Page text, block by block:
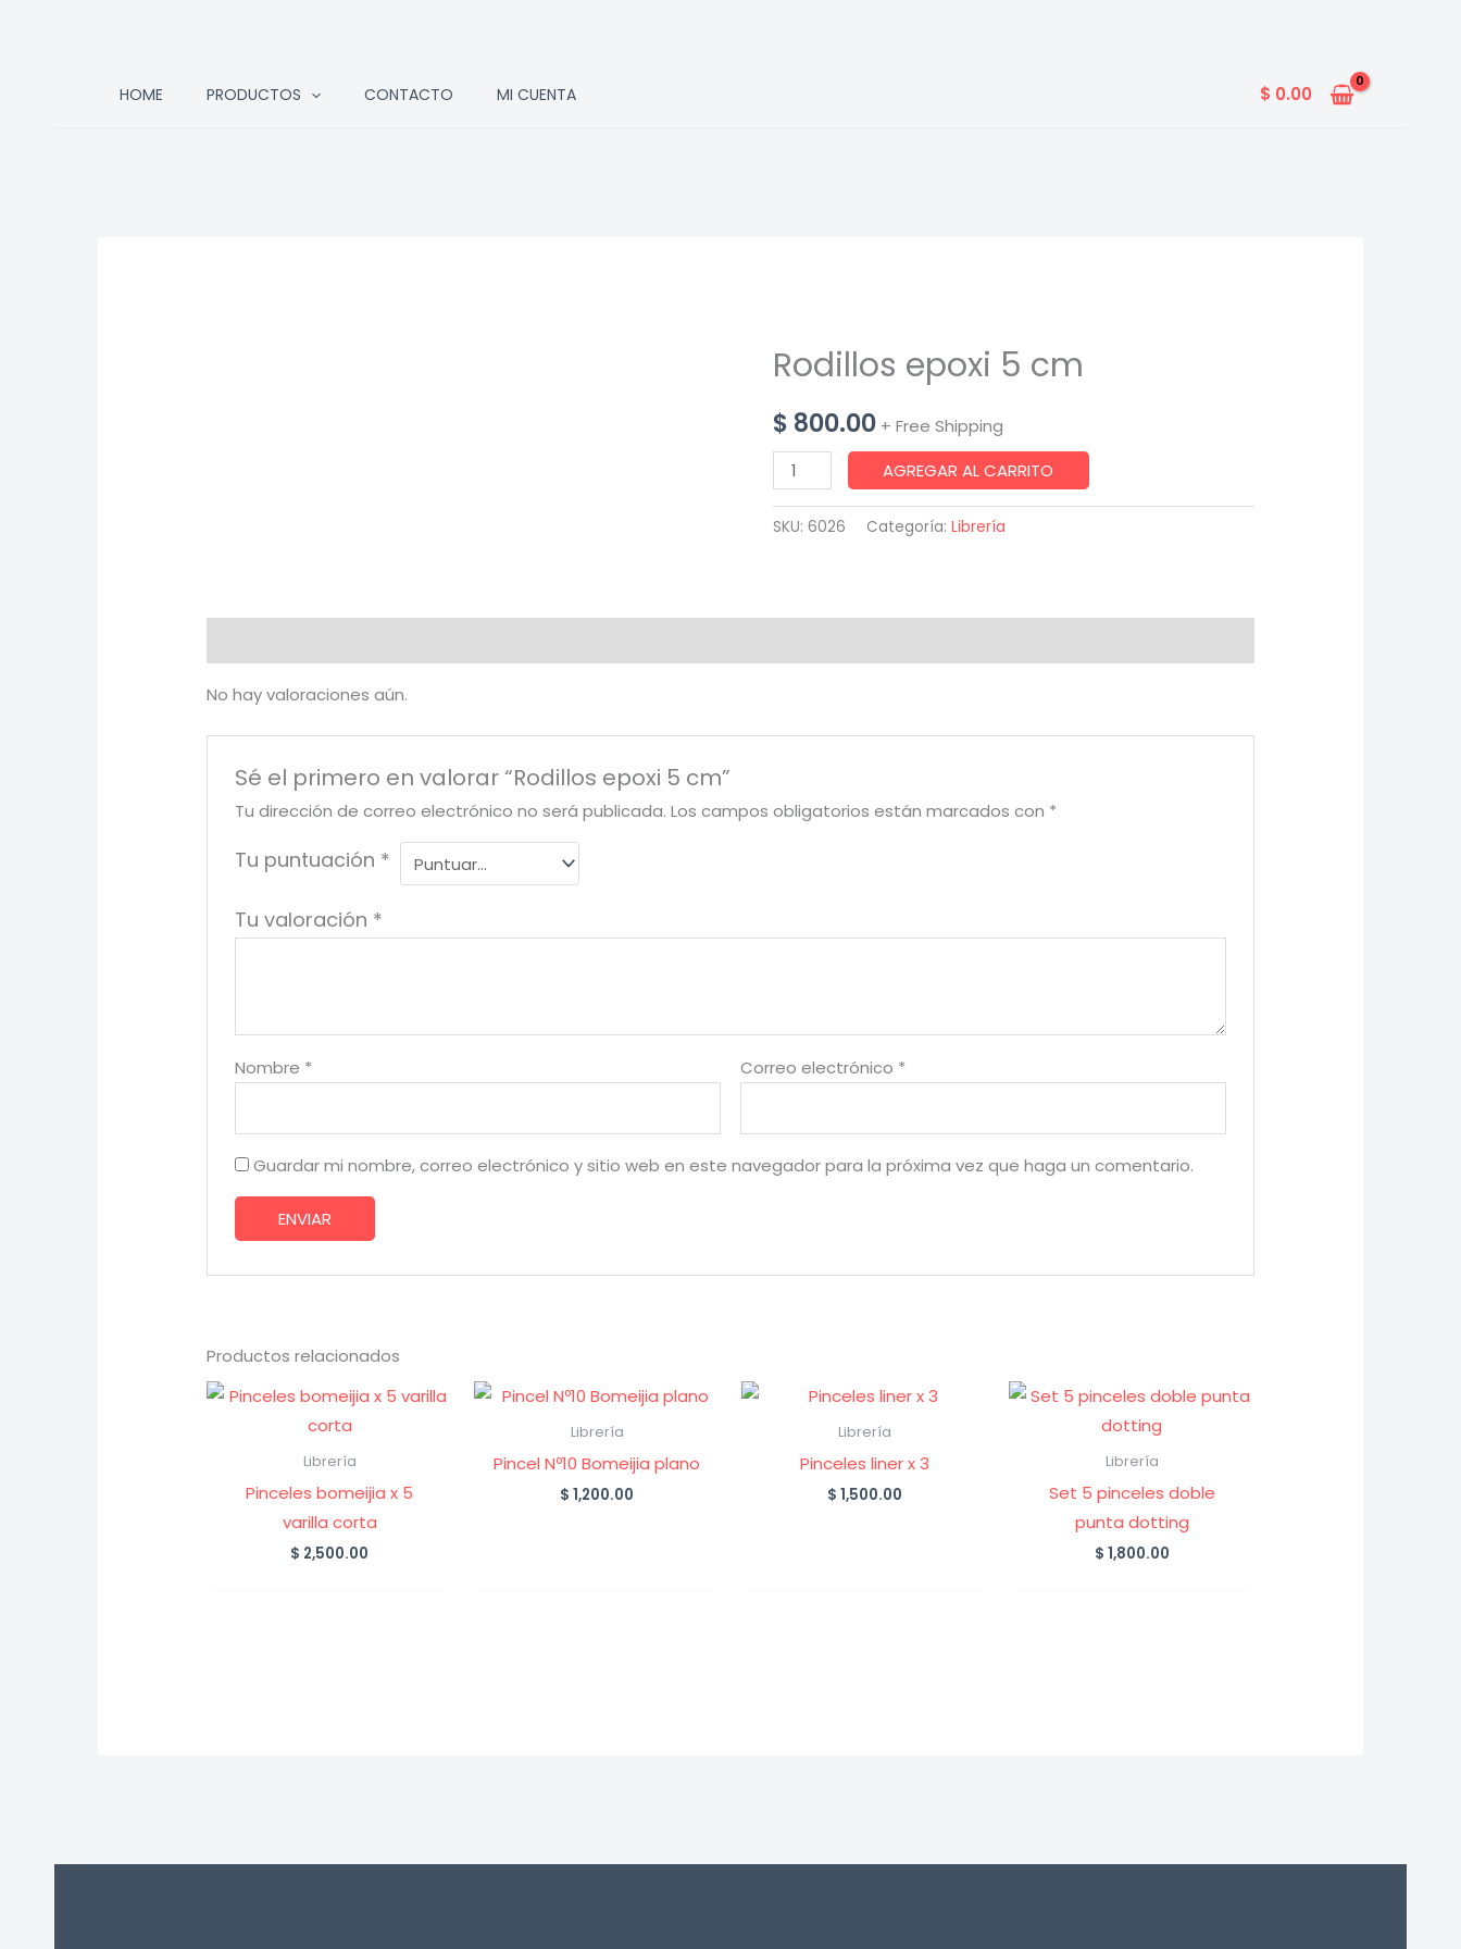
HOME PRODUCTOS CONTACTO MI CUENTA $ 0.00
Rodillos epoxi 5 cm
$ 800.00 + Free Shipping
Rodillos
epoxi
5
AGREGAR AL CARRITO
SKU: 6026 Categoría: Librería
No hay valoraciones aún.
Sé el primero en valorar “Rodillos epoxi 5 cm”
Tu dirección de correo electrónico no será publicada. Los campos obligatorios están marcados con *
Tu puntuación *
Tu valoración *
Nombre * Correo electrónico *
Guardar mi nombre, correo electrónico y sitio web en este navegador para la próxima vez que haga un comentario.
Productos relacionados
Librería
Pinceles bomeijia x 5
varilla corta
$ 2,500.00
Librería
Pincel Nº10 Bomeijia plano
$ 1,200.00
Librería
Pinceles liner x 3
$ 1,500.00
Librería
Set 5 pinceles doble
punta dotting
$ 1,800.00